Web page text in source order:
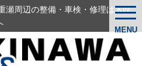
MENU
瀬周辺の整備・車検・修理は KW